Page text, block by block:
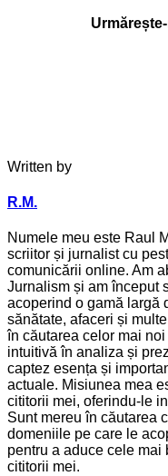
Written by
R.M.
Numele meu este Raul
scriitor și jurnalist cu
comunicării online. Am
Jurnalism și am început
acoperind o gamă largă
sănătate, afaceri și
în căutarea celor mai
intuitivă în analiza și
captez esența și
actuale. Misiunea mea
cititorii mei, oferindu-le
Sunt mereu în căutarea
domeniile pe care le
pentru a aduce cele mai
cititorii mei.